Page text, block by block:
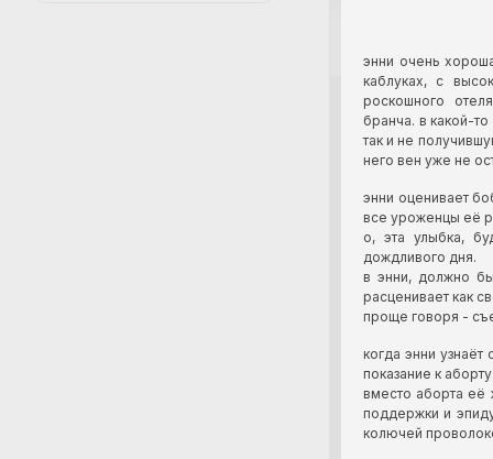
энни очень
каблуках, с
роскошного
бранча. в какой-
так и не
него вен уже не
энни оценивает
все уроженцы её
о, эта улыбка,
дождливого дня.
в энни, должно
расценивает как
проще говоря -
когда энни
показание к
вместо аборта её
поддержки и
колючей